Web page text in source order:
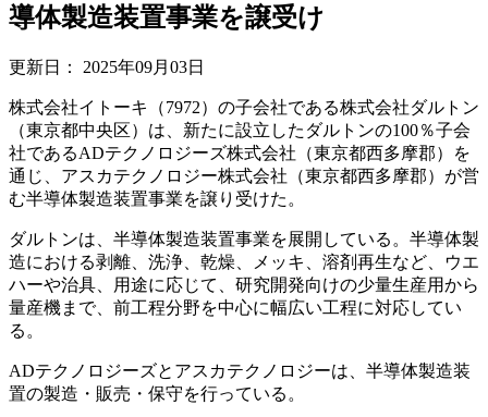
導体製造装置事業を譲受け
更新日： 2025年09月03日
株式会社イトーキ（7972）の子会社である株式会社ダルトン
（東京都中央区）は、新たに設立したダルトンの100％子会
社であるADテクノロジーズ株式会社（東京都西多摩郡）を
通じ、アスカテクノロジー株式会社（東京都西多摩郡）が営
む半導体製造装置事業を譲り受けた。
ダルトンは、半導体製造装置事業を展開している。半導体製
造における剥離、洗浄、乾燥、メッキ、溶剤再生など、ウエ
ハーや治具、用途に応じて、研究開発向けの少量生産用から
量産機まで、前工程分野を中心に幅広い工程に対応してい
る。
ADテクノロジーズとアスカテクノロジーは、半導体製造装
置の製造・販売・保守を行っている。